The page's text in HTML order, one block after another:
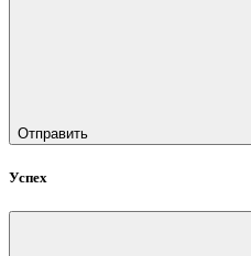
Отправить
Успех